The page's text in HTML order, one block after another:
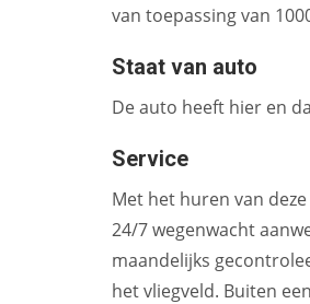
van toepassing van
Staat van auto
De auto heeft hier en
Service
Met het huren van
24/7 wegenwacht
maandelijks
het vliegveld. Buiten